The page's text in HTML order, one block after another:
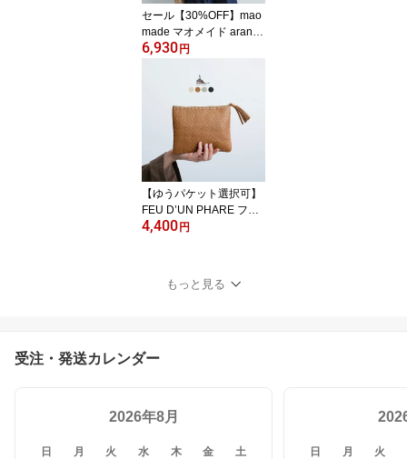
セール【30%OFF】mao
made マオメイド aranci
ato別注 UVカット リネン
ン 992118 レディース 薄
紫外線対策 ゆったり シ
ンプル ナチュラル
6,930 円
【ゆうパケット選択可】
FEU D’UN PHARE フー
ダンファール カウレザー
物入れ クラッチバッグ
トラベルポーチ 薄型ポー
4,400 円
もっと見る
受注・発送カレンダー
2026年8月
日 月 火 水 木 金 土 日 月 火